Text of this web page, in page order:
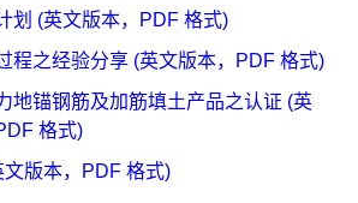
划 (英文版本，PDF 格式)
程之经验分享 (英文版本，PDF 格式)
地锚钢筋及加筋填土产品之认证 (英
格式)
文版本，PDF 格式)